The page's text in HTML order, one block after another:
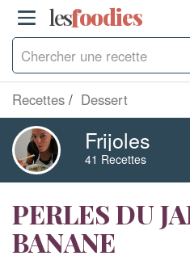
lesfoodies
Recettes Dessert
Frijoles
41 Recettes
PERLES DU
BANANE